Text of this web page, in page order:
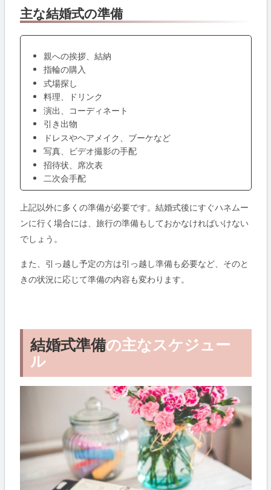
主な結婚式の準備
親への挨拶、結納
指輪の購入
式場探し
料理、ドリンク
演出、コーディネート
引き出物
ドレスやヘアメイク、ブーケなど
写真、ビデオ撮影の手配
招待状、席次表
二次会手配
上記以外に多くの準備が必要です。結婚式後にすぐハネムー
ンに行く場合には、旅行の準備もしておかなければいけない
でしょう。
また、引っ越し予定の方は引っ越し準備も必要など、そのと
きの状況に応じて準備の内容も変わります。
結婚式準備の主なスケジュー
ル